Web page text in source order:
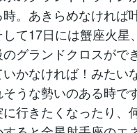
。あきらめなければ
て17日には蟹座火星
グランドクロスがで
かなければ！みたい
うな勢いのある時で
行きたくなったり、